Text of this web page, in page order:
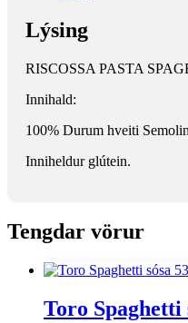
Lýsing
RISCOSSA PASTA
Innihald:
100% Durum hveiti
Inniheldur glútein.
Tengdar vörur
Toro Spaghetti